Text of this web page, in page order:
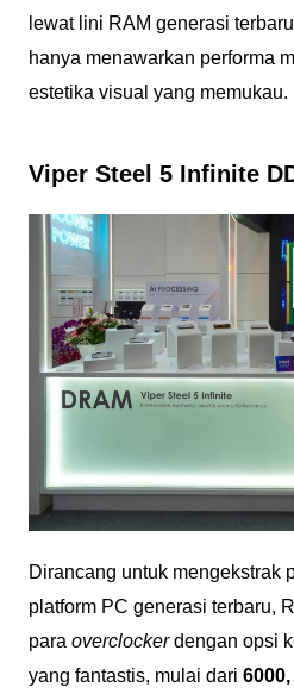
lewat lini RAM generasi
hanya menawarkan performa
estetika visual yang memukau.
Viper Steel 5 Infinite
Dirancang untuk mengekstrak
platform PC generasi terbaru,
para overclockerdengan opsi
yang fantastis, mulai dari